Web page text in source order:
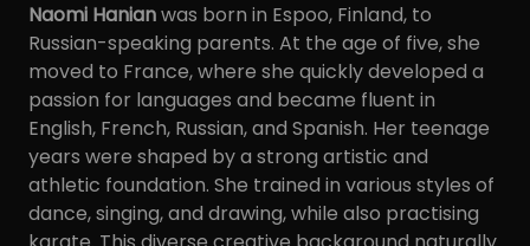
Naomi Hanianwas born in Espoo, Finland, to
Russian-speaking parents. At the age of five, she
moved to France, where she quickly developed a
passion for languages and became fluent in
English, French, Russian, and Spanish. Her teenage
years were shaped by a strong artistic and
athletic foundation. She trained in various styles of
dance, singing, and drawing, while also practising